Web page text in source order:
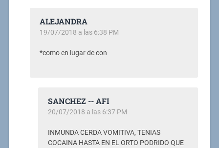
ALEJANDRA
19/07/2018 a las 6:38 PM
*como en lugar de con
SANCHEZ -- AFI
20/07/2018 a las 6:37 PM
INMUNDA CERDA VOMITIVA, TENIAS
COCAINA HASTA EN EL ORTO PODRIDO QUE